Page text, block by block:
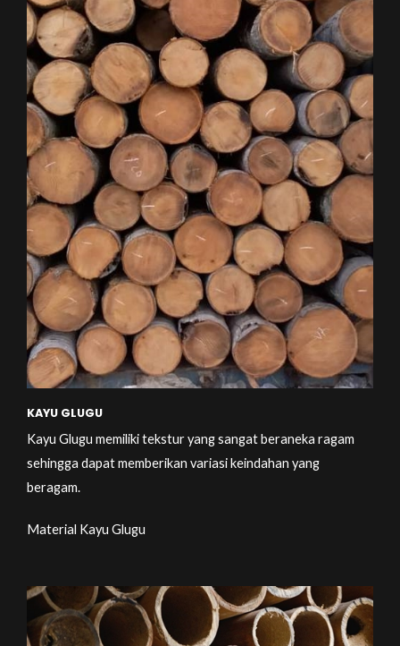
KAYU GLUGU
Kayu Glugu memiliki tekstur yang sangat beraneka ragam
sehingga dapat memberikan variasi keindahan yang
beragam.
Material Kayu Glugu